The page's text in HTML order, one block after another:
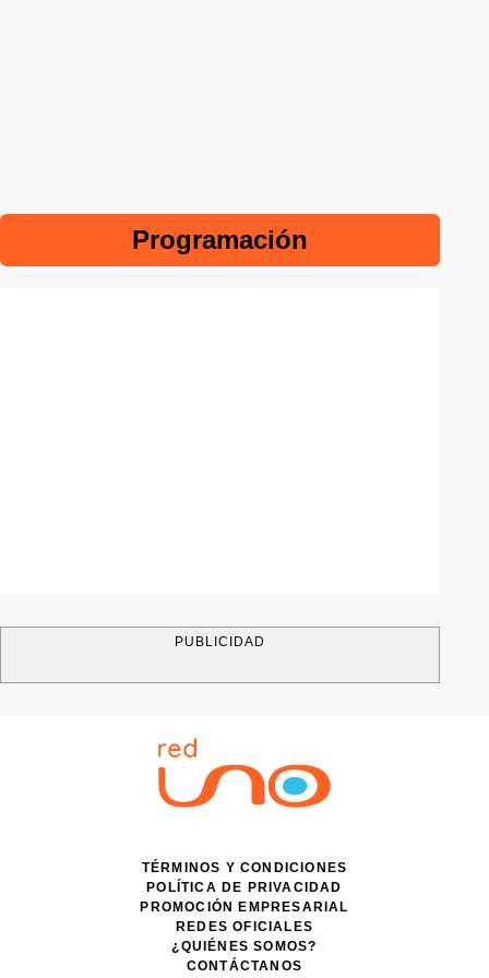
Programación
PUBLICIDAD
TÉRMINOS Y CONDICIONES
POLÍTICA DE PRIVACIDAD
PROMOCIÓN EMPRESARIAL
REDES OFICIALES
¿QUIÉNES SOMOS?
CONTÁCTANOS